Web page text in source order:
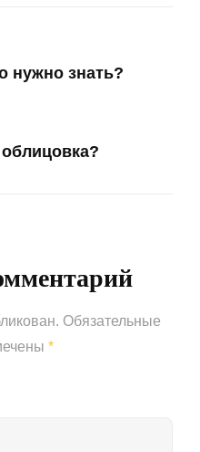
нужно знать?
Обязательные
*